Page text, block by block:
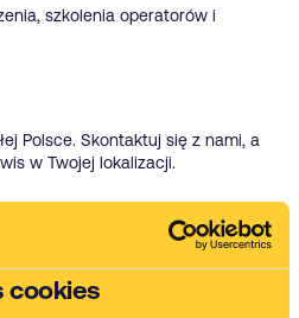
cookies
szkolenia operatorów i
Polsce. Skontaktuj się z nami, a
w Twojej lokalizacji.
działa w dziewięciu innych
w Brazylii i Turcji.